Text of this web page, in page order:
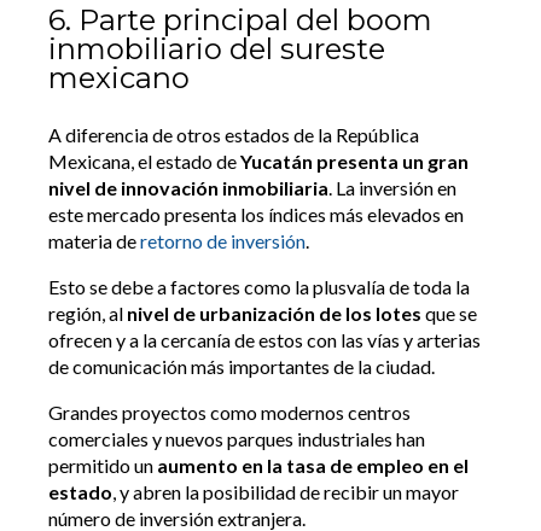
6. Parte principal del boom
inmobiliario del sureste
mexicano
A diferencia de otros estados de la República
Mexicana, el estado deYucatán presenta un gran
nivel de innovación inmobiliaria. La inversión en
este mercado presenta los índices más elevados en
materia deretorno de inversión.
Esto se debe a factores como la plusvalía de toda la
región, al nivel de urbanización de los lotes que se
ofrecen y a la cercanía de estos con las vías y arterias
de comunicación más importantes de la ciudad.
Grandes proyectos como modernos centros
comerciales y nuevos parques industriales han
permitido un aumento en la tasa de empleo en el
estado, y abren la posibilidad de recibir un mayor
número de inversión extranjera.